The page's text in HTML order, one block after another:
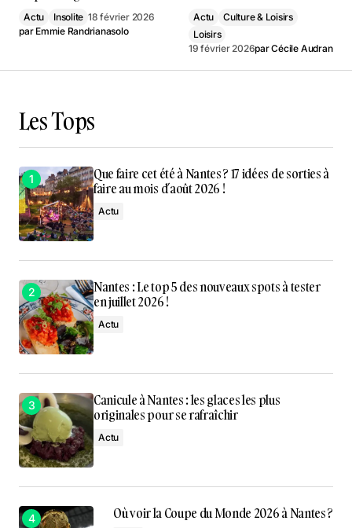
Actu Insolite 18 février 2026
par Emmie Randrianasolo
Actu
Culture & Loisirs
Loisirs
19 février 2026parCécile Audran
Les Tops
Que faire cet été à Nantes ? 17 idées de sorties à
faire au mois d’août 2026 !
Actu
Nantes : Le top 5 des nouveaux spots à tester
en juillet 2026 !
Actu
Canicule à Nantes : les glaces les plus
originales pour se rafraîchir
Actu
Où voir la Coupe du Monde 2026 à Nantes ?